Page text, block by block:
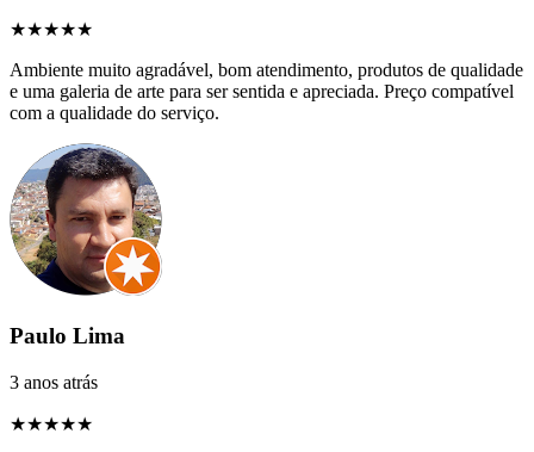
★★★★★
Ambiente muito agradável, bom atendimento, produtos de qualidade
e uma galeria de arte para ser sentida e apreciada. Preço compatível
com a qualidade do serviço.
Paulo Lima
3 anos atrás
★★★★★